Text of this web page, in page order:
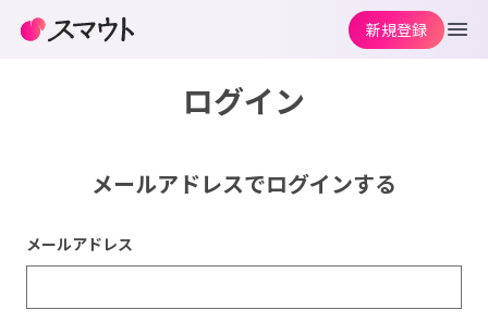
ログイン
メールアドレスでログインする
メールアドレス
新規登録